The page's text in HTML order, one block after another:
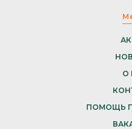
О
ПОМОЩЬ